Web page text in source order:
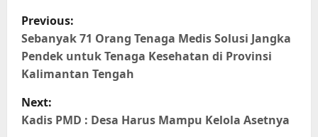
P
o
s
t
Previous:
Sebanyak 71 Orang Tenaga Medis Solusi Jangka
Pendek untuk Tenaga Kesehatan di Provinsi
Kalimantan Tengah
Next:
Kadis PMD : Desa Harus Mampu Kelola Asetnya